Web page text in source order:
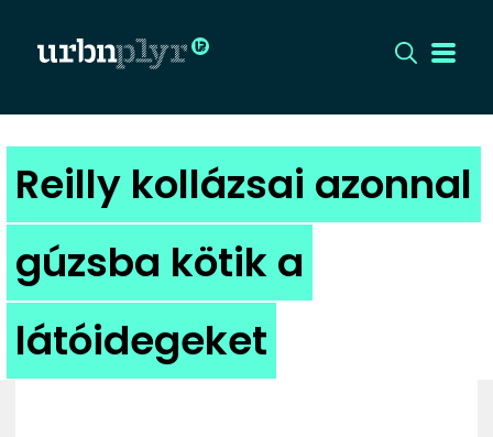
CÍMLAP
DIZÁJN
DIVAT
HIP
Reilly kollázsai azonnal
gúzsba kötik a
látóidegeket